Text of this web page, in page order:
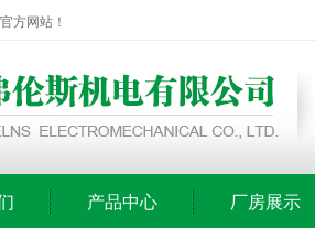
方网站！
产品中心 厂房展示